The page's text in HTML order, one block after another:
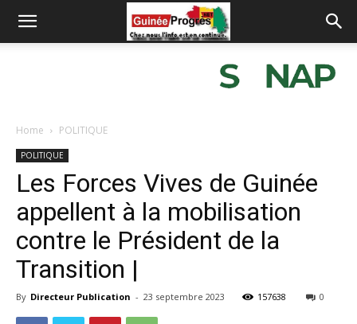
Home POLITIQUE
POLITIQUE
Les Forces Vives de Guinée
appellent à la mobilisation
contre le Président de la
Transition |
By Directeur Publication - 23 septembre 2023 157638 0